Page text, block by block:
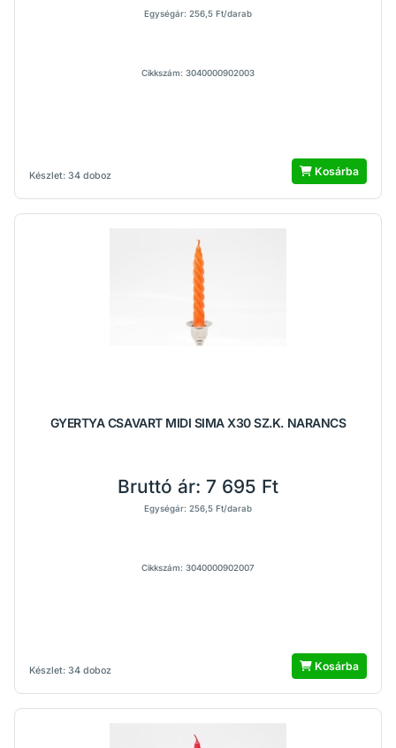
Készlet: 34 doboz
Egységár: 256,5 Ft/darab
Cikkszám: 3040000902003
Kosárba
GYERTYA CSAVART MIDI SIMA X30 SZ.K. NARANCS
Készlet: 34 doboz
Bruttó ár: 7 695 Ft
Egységár: 256,5 Ft/darab
Cikkszám: 3040000902007
Kosárba